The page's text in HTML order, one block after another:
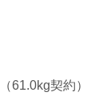
61.0kg契約）